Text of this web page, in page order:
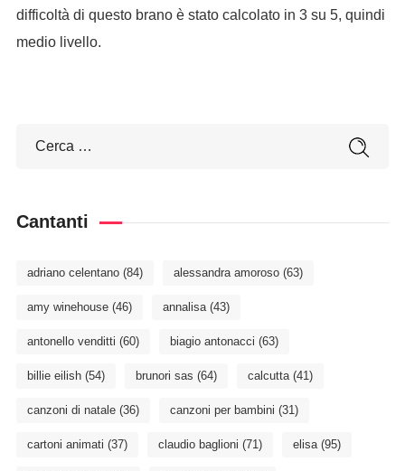
difficoltà di questo brano è stato calcolato in 3 su 5, quindi
medio livello.
Cantanti
adriano celentano(84) alessandra amoroso(63)
amy winehouse(46) annalisa(43)
antonello venditti (60) biagio antonacci (63)
billie eilish(54) brunori sas (64) calcutta(41)
canzoni di natale(36) canzoni per bambini (31)
cartoni animati (37) claudio baglioni (71) elisa(95)